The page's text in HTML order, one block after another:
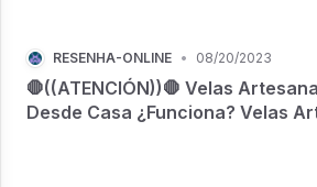
RESENHA-ONLINE • 08/20/2023
🛑((ATENCIÓN))🛑 Velas
Desde Casa ¿Funciona? Velas